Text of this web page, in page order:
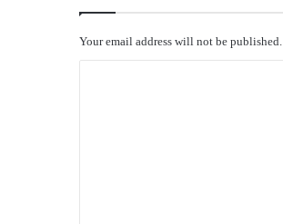
Your email address will not be published.